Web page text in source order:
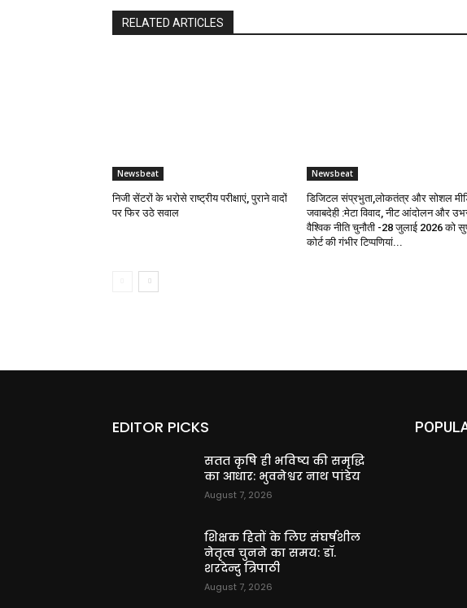
RELATED ARTICLES
Newsbeat
निजी सेंटरों के भरोसे राष्ट्रीय परीक्षाएं, पुराने वादों
पर फिर उठे सवाल
Newsbeat
डिजिटल संप्रभुता,लोकतंत्र और सोशल
जवाबदेही :मेटा विवाद, नीट आंदोलन और
वैश्विक नीति चुनौती -28 जुलाई 2026 को
कोर्ट की गंभीर टिप्पणियां...
EDITOR PICKS
सतत कृषि ही भविष्य की समृद्धि
का आधार: भुवनेश्वर नाथ पांडेय
August 7, 2026
शिक्षक हितों के लिए संघर्षशील
नेतृत्व चुनने का समय: डॉ.
शरदेन्दु त्रिपाठी
August 7, 2026